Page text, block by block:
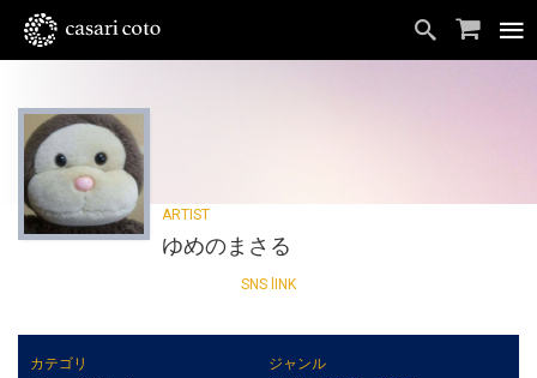
ゆめのまさる
カテゴリ ジャンル